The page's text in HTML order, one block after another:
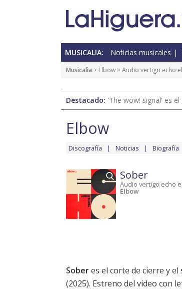
MUSICALIA: Noticias musicales
Musicalia > Elbow >Audio vertigo echo
Destacado: 'The wow! signal' es
Elbow
Discografía Noticias Biografía
Sober
Audio vertigo echo
Elbow
Soberes el corte de cierre y el
(2025). Estreno del video con